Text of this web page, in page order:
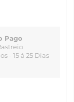
Pago
- 15 á 25 Dias